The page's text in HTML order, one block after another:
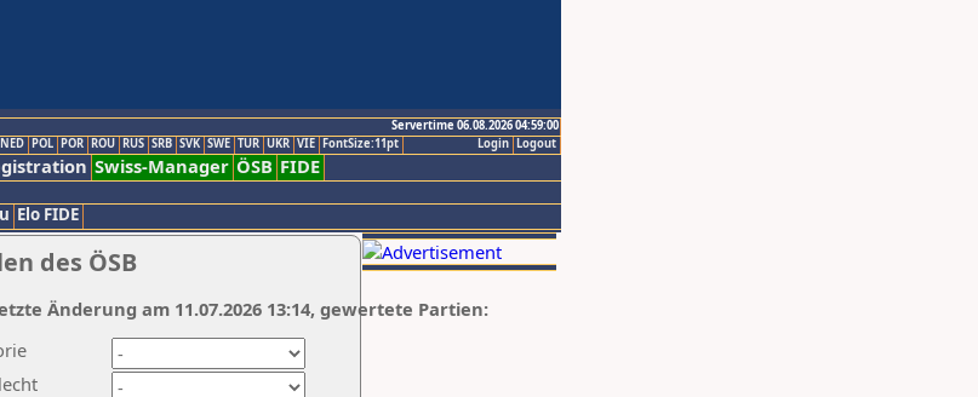
Servertime 06.08.2026 04:59:00
Logout
Login
NED POL POR ROU RUS SRB SVK SWE TUR UKR VIE FontSize:11pt
Swiss-Manager ÖSB FIDE
Elo FIDE
des ÖSB
Änderung am 11.07.2026 13:14, gewertete Partien: